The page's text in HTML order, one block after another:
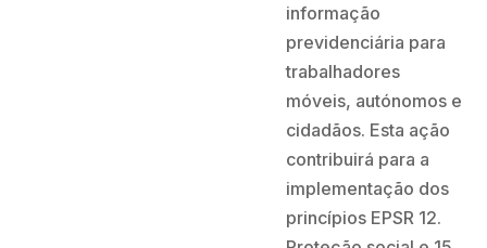
informação
previdenciária para
trabalhadores
móveis, autónomos e
cidadãos. Esta ação
contribuirá para a
implementação dos
princípios EPSR 12.